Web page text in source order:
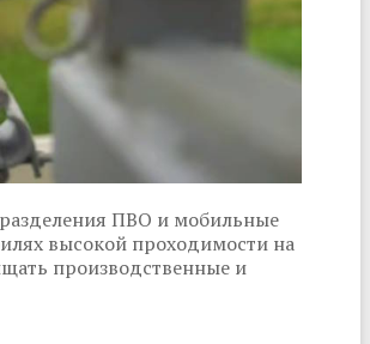
ПВО и мобильные
высокой проходимости на
производственные и